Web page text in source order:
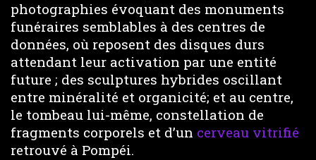
photographies évoquant des monuments
funéraires semblables à des centres de
données, où reposent des disques durs
attendant leur activation par une entité
future ; des sculptures hybrides oscillant
entre minéralité et organicité; et au centre,
le tombeau lui-même, constellation de
fragments corporels et d’un cerveau vitrifié
retrouvé à Pompéi.